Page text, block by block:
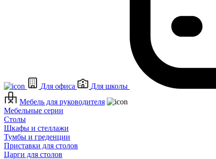
Для офиса Для школы
Мебель для руководителя
Мебельные серии
Столы
Шкафы и стеллажи
Тумбы и греденции
Приставки для столов
Царги для столов